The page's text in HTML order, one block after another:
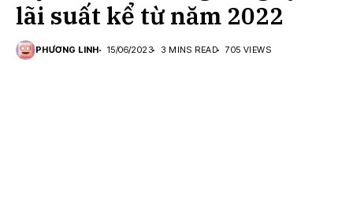
lãi suất kể từ năm 2022
PHƯƠNG LINH 15/06/2023 3 MINS READ 705 VIEWS